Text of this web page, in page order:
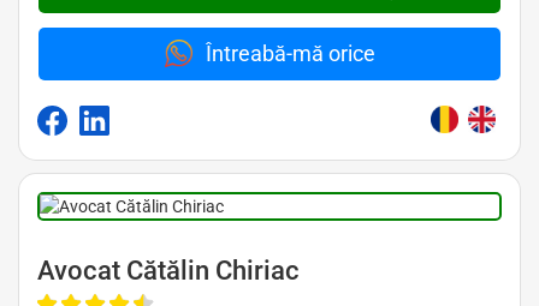
Întreabă-mă orice
Avocat Cătălin Chiriac